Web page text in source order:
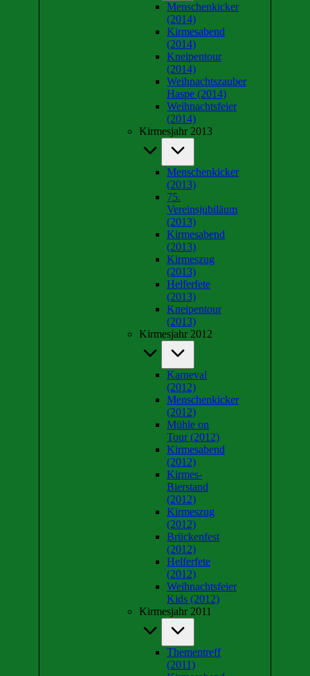
Menschenkicker
(2014)
Kirmesabend
(2014)
Kneipentour
(2014)
Weihnachtszauber
Haspe (2014)
Weihnachtsfeier
(2014)
Kirmesjahr 2013
Menschenkicker
(2013)
75.
Vereinsjubiläum
(2013)
Kirmesabend
(2013)
Kirmeszug
(2013)
Helferfete
(2013)
Kneipentour
(2013)
Kirmesjahr 2012
Karneval
(2012)
Menschenkicker
(2012)
Mühle on
Tour (2012)
Kirmesabend
(2012)
Kirmes-
Bierstand
(2012)
Kirmeszug
(2012)
Brückenfest
(2012)
Helferfete
(2012)
Weihnachtsfeier
Kids (2012)
Kirmesjahr 2011
Thementreff
(2011)